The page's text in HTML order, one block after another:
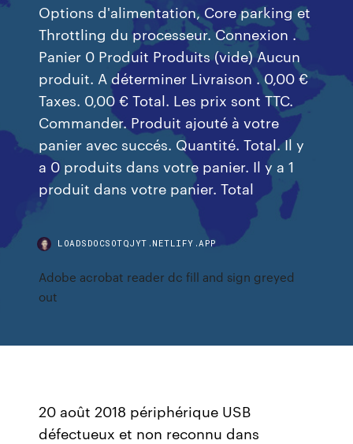
Options d'alimentation, Core parking et
Throttling du processeur. Connexion .
Panier 0 Produit Produits (vide) Aucun
produit. A déterminer Livraison . 0,00 €
Taxes. 0,00 € Total. Les prix sont TTC.
Commander. Produit ajouté à votre
panier avec succés. Quantité. Total. Il y
a 0 produits dans votre panier. Il y a 1
produit dans votre panier. Total
LOADSDOCSOTQJYT.NETLIFY.APP
Adobe acrobat reader dc fill and sign greyed
out
20 août 2018 périphérique USB
défectueux et non reconnu dans